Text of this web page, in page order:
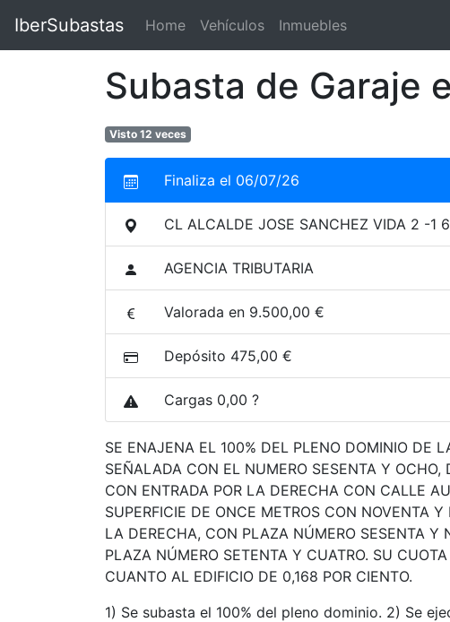
IberSubastas Home (current)
Vehículos Inmuebles
Subasta de Garaje
Visto 12 veces
Finaliza el 06/07/26
CL ALCALDE JOSE SANCHEZ VIDA 2 -1
AGENCIA TRIBUTARIA
Valorada en 9.500,00 €
Depósito 475,00 €
Cargas 0,00 ?
SE ENAJENA EL 100% DEL PLENO DOMINIO DE
SEÑALADA CON EL NUMERO SESENTA Y
CON ENTRADA POR LA DERECHA CON CALLE
SUPERFICIE DE ONCE METROS CON NOVENTA
LA DERECHA, CON PLAZA NÚMERO SESENTA Y
PLAZA NÚMERO SETENTA Y CUATRO. SU
CUANTO AL EDIFICIO DE 0,168 POR CIENTO.
1) Se subasta el 100% del pleno dominio. 2) Se